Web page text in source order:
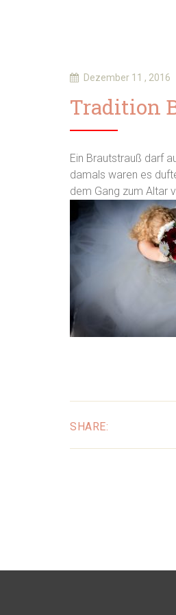
Dezember 11 , 2016
Tradition
Ein Brautstrauß darf
damals waren es
dem Gang zum Altar
SHARE: